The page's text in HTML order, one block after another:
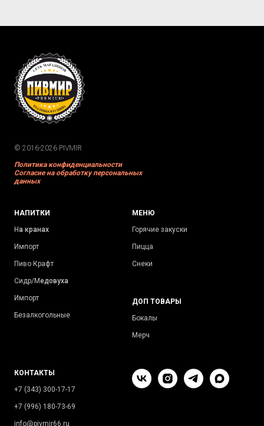
© 2016-2026 PIVMIR
Политика конфиденциальности
Согласие на обработку персональных
данных
НАПИТКИ
На кранах
Импорт
Пиво Крафт
Сидр/Медовуха
Импорт
Безалкогольные
МЕНЮ
Горячие закуски
Пицца
Снеки
ДОП ТОВАРЫ
Бокалы
Мерч
КОНТАКТЫ
+7 (343) 300-17-17
+7 (996) 180-73-69
info@pivmir66.ru